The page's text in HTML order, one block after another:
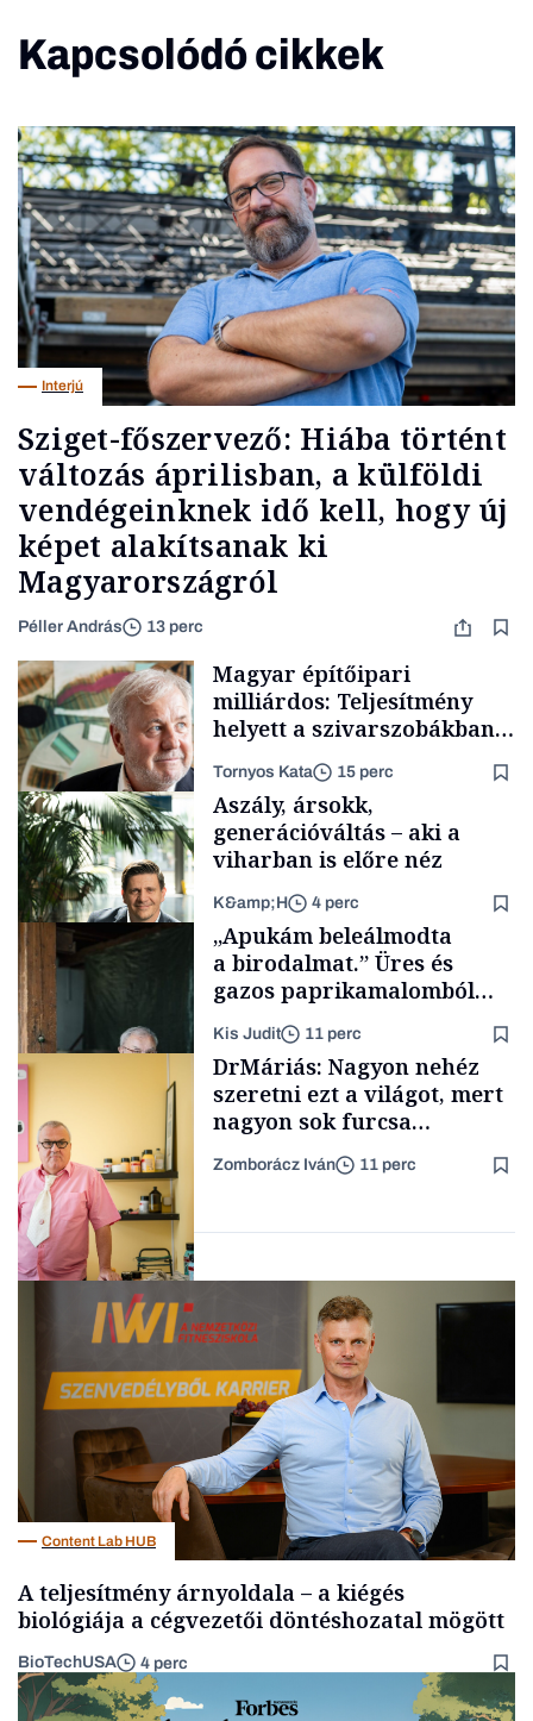
Kapcsolódó cikkek
Interjú
Sziget-főszervező: Hiába történt
változás áprilisban, a külföldi
vendégeinknek idő kell, hogy új
képet alakítsanak ki
Magyarországról
Péller András 13 perc
Családi
vállalkozások
Magyar építőipari
milliárdos: Teljesítmény
helyett a szivarszobákban
akarták megbeszélni a
dolgokat, de én túl őszinte
vagyok az ilyen
játszmákhoz
Tornyos Kata 15 perc
TÁMOGATÓI
Aszály, ársokk,
generációváltás – aki a
viharban is előre néz
K&amp;H 4 perc
Családi
vállalkozások
„Apukám beleálmodta
a birodalmat.” Üres és
gazos paprikamalomból
lett az igazi családi
fűszersztori
Kis Judit 11 perc
DrMáriás: Nagyon nehéz
szeretni ezt a világot, mert
nagyon sok furcsa
ellentmondás lakozik benne
Zomborácz Iván 11 perc
Content Lab HUB
A teljesítmény árnyoldala – a kiégés
biológiája a cégvezetői döntéshozatal mögött
BioTechUSA 4 perc